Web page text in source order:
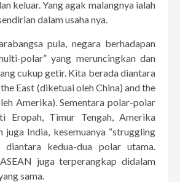
keluar. Yang agak malangnya ialah
dalam usaha nya.
pula, negara berhadapan
polar” yang meruncingkan dan
cukup getir. Kita berada diantara
East (diketuai oleh China) and the
Amerika). Sementara polar-polar
Eropah, Timur Tengah, Amerika
juga India, kesemuanya “struggling
kedua-dua polar utama.
juga terperangkap didalam
sama.